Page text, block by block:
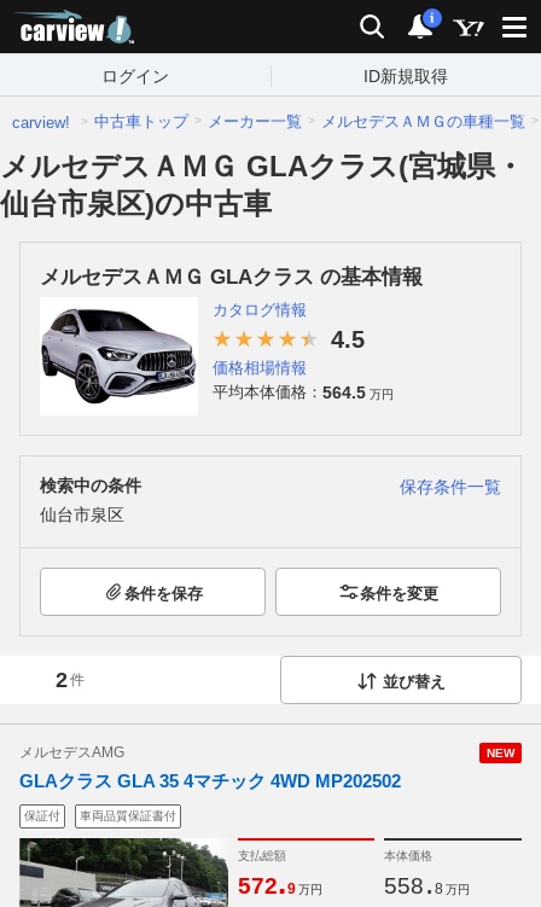
検索 通知
i
ログイン ID新規取得
carview! 中古車トップ メーカー一覧 メルセデスＡＭＧの車種一覧
メルセデスＡＭＧ GLAクラス(宮城県・
仙台市泉区)の中古車
メルセデスＡＭＧ GLAクラス の基本情報
カタログ情報
4.5
価格相場情報
平均本体価格： 564.5 万円
検索中の条件
保存条件一覧
仙台市泉区
条件を保存 条件を変更
2件 並び替え
NEW
メルセデスAMG
GLAクラス GLA 35 4マチック 4WD MP202502
保証付 車両品質保証書付
支払総額
572.9 万円
本体価格
558. 8 万円